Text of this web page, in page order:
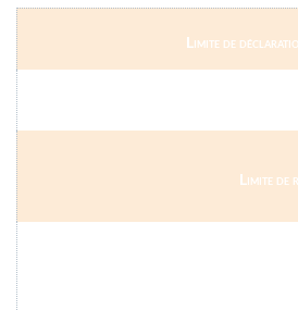
Limite de
Limite de